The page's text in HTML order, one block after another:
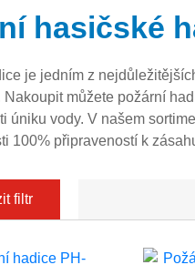
hasičské
je jedním z
Nakoupit můžete požární
úniku vody. V našem
100% připraveností k
filtr